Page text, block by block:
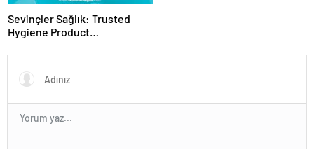
Sevinçler Sağlık: Trusted
Hygiene Product